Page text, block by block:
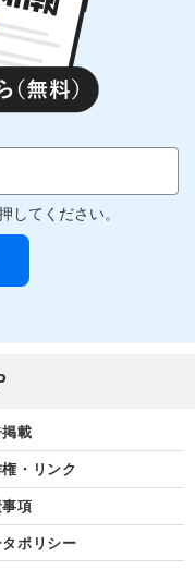
してください。
載
・リンク
項
ポリシー